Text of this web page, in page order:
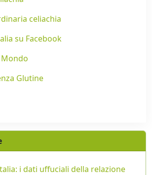
celiachia
su Facebook
Glutine
i dati uffuciali della relazione